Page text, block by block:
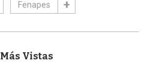
Fenapes
Vistas